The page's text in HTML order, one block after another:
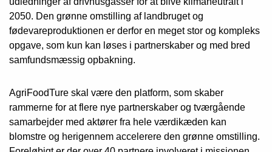
2050. Den grønne omstilling af landbruget og
fødevareproduktionen er derfor en meget stor og kompleks
opgave, som kun kan løses i partnerskaber og med bred
samfundsmæssig opbakning.
AgriFoodTure skal være den platform, som skaber
rammerne for at flere nye partnerskaber og tværgående
samarbejder med aktører fra hele værdikæden kan
blomstre og herigennem accelerere den grønne omstilling.